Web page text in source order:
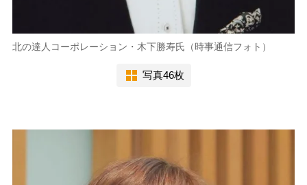
北の達人コーポレーション・木下勝寿氏（時事通信フォト）
写真46枚